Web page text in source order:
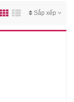
Sắp xếp